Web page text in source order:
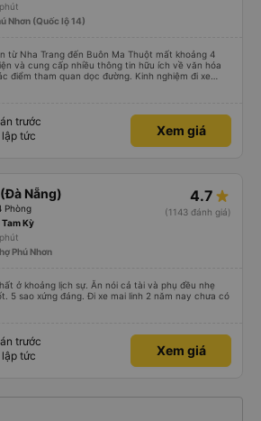
Nhơn (Quốc lộ 14)
từ Nha Trang đến Buôn Ma Thuột mất khoảng 4
và cung cấp nhiều thông tin hữu ích về văn hóa
điểm tham quan dọc đường. Kinh nghiệm đi xe
trên khắp Việt Nam trước đây của chúng tôi
khích sử dụng dịch vụ vận chuyển của Thai Son.
trước
tức
Xem giá
Nẵng)
Phòng
4.7
(1143 đánh giá)
Tam Kỳ
Phú Nhơn
ở khoảng lịch sự. Ăn nói cả tài và phụ đều nhẹ
5 sao xứng đáng. Đi xe mai linh 2 năm nay chưa có
trước
tức
Xem giá